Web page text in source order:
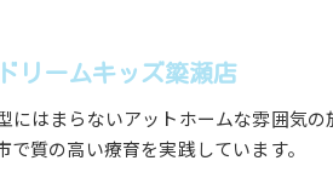
リームキッズ簗瀬店
はまらないアットホームな雰囲気の
質の高い療育を実践しています。